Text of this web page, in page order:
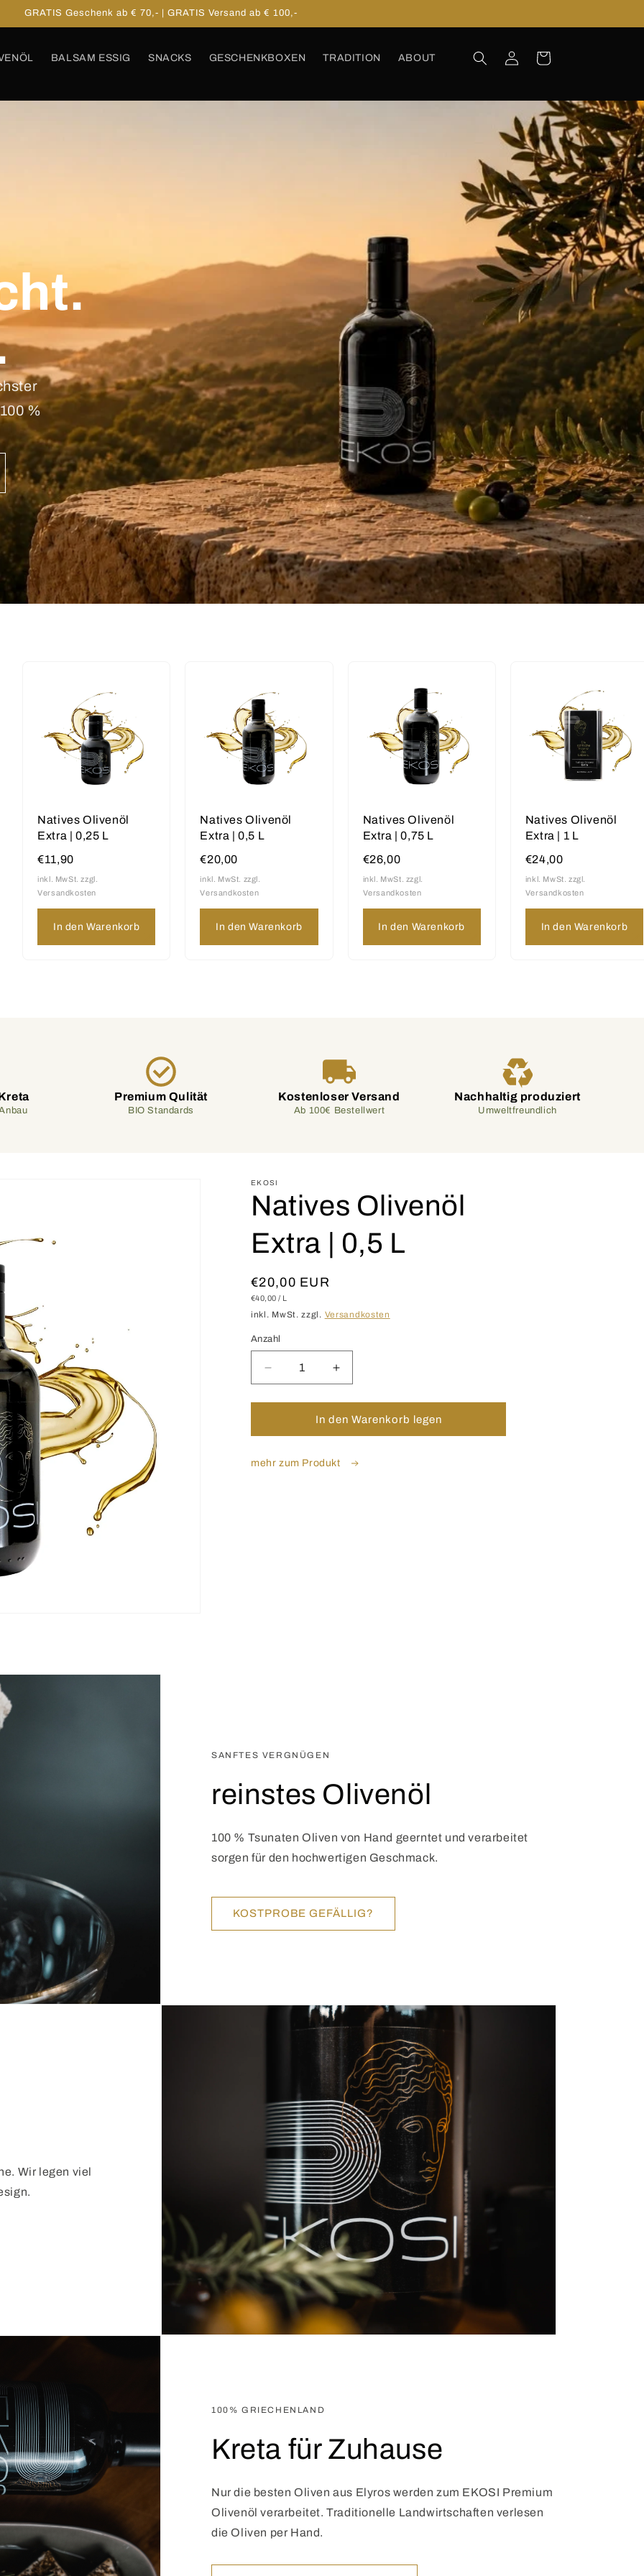
GRATIS Geschenk ab € 70,- | GRATIS Versand ab € 100,-
BALSAM ESSIG SNACKS GESCHENKBOXEN TRADITION ABOUT EinloggenWarenkorb
%
Natives Olivenöl
Extra | 0,25 L
€11,90
inkl. MwSt. zzgl.
Versandkosten
In den Warenkorb
Natives Olivenöl
Extra | 0,5 L
€20,00
inkl. MwSt. zzgl.
Versandkosten
In den Warenkorb
Natives Olivenöl
Extra | 0,75 L
€26,00
inkl. MwSt. zzgl.
Versandkosten
In den Warenkorb
Natives Olivenöl
Extra | 1 L
€24,00
inkl. MwSt. zzgl.
Versandkosten
In den Warenkorb
Premium Qulität
BIO Standards
Kostenloser Versand
Ab 100€ Bestellwert
Nachhaltig produziert
Umweltfreundlich
EKOSI
Natives Olivenöl
Extra | 0,5 L
Normaler
Preis
€20,00 EUR
STÜCKPREIS
€40,00 / PRO
L
inkl. MwSt. zzgl. Versandkosten
Anzahl
Verringere
die
Menge
Natives
Extra
Erhöhe
die
Menge
für
Natives
Extra
In den Warenkorb legen
mehr zum Produkt
SANFTES VERGNÜGEN
reinstes Olivenöl
100 % Tsunaten Oliven von Hand geerntet und verarbeitet
sorgen für den hochwertigen Geschmack.
KOSTPROBE GEFÄLLIG?
Wir legen viel
100% GRIECHENLAND
Kreta für Zuhause
Nur die besten Oliven aus Elyros werden zum EKOSI Premium
Olivenöl verarbeitet. Traditionelle Landwirtschaften verlesen
die Oliven per Hand.